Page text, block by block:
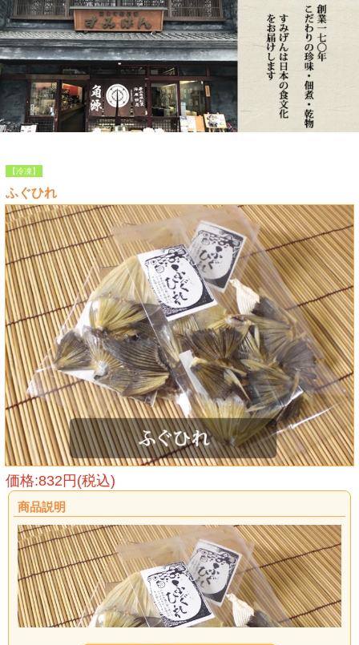
【冷凍】
ふぐひれ
価格:832円(税込)
商品説明